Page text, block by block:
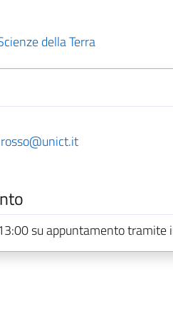
della Terra
rosso@unict.it
su appuntamento tramite